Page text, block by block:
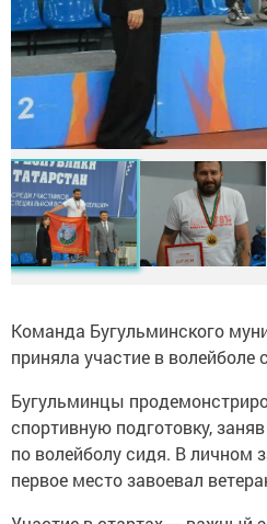
Команда Бугульминского
приняла участие в волейболе
Бугульминцы
спортивную подготовку,
по волейболу сидя. В личном
первое место завоевал